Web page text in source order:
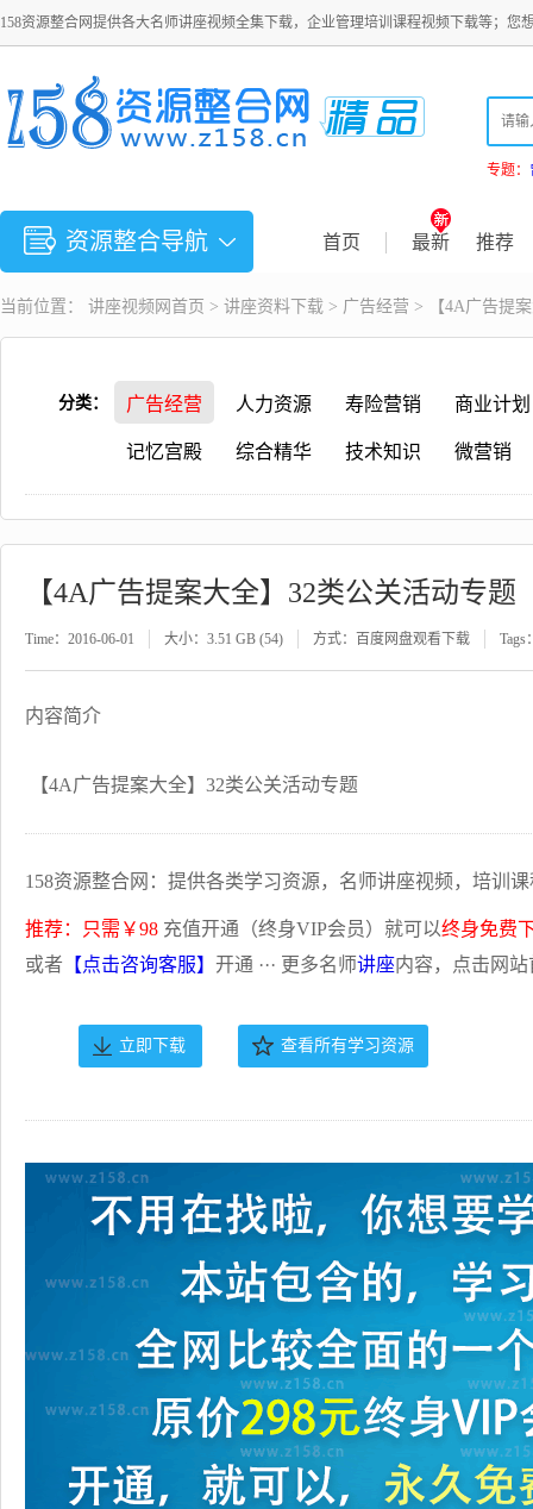
158资源整合网提供各大名师讲座视频全集下载，企业管理培训课程视频下载等；您
专题：
资源整合导航 首页 最新 推荐
当前位置： 讲座视频 网首页 > 讲座资料下载 > 广告经营 > 【4A广告提
分类： 广告经营 人力资源 寿险营销 商业计划
记忆宫殿 综合精华 技术知识 微营销
【4A广告提案大全】32类公关活动专题
Time：2016-06-01 大小：3.51 GB (54) 方式：百度网盘观看下载 Tags
内容简介
【4A广告提案大全】32类公关活动专题
158资源整合网：提供各类学习资源，名师讲座视频，培训
推荐：只需￥98 充值开通（终身VIP会员）就可以终身免费
或者 【点击咨询客服】 开通 ··· 更多名师讲座内容，点击网
立即下载 查看所有学习资源